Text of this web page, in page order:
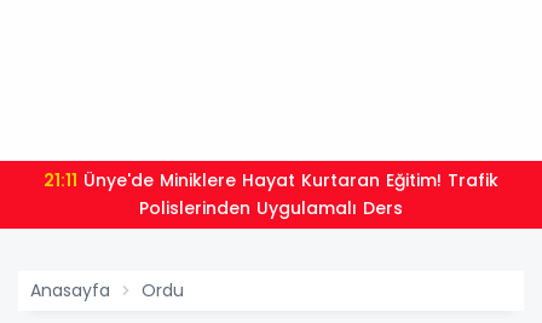
21:11
Polislerinden Uygulamalı Ders
Anasayfa Ordu